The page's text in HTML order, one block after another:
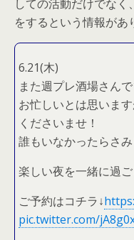
しての活動だけでな
をするという情報があ
6.21(木)
また週プレ酒場さん
お忙しいとは思いま
くださいませ！
誰もいなかったらさ
楽しい夜を一緒に過
ご予約はコチラ↓
pic.twitter.com/